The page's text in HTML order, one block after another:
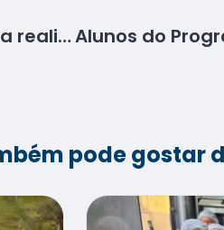
Unidade de Nossa Senhora da Glória realiza Feira Empreendedora
pode gostar